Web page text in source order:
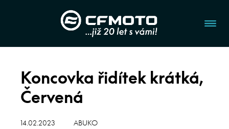
Koncovka řidítek krátká,
Červená
14.02.2023 ABUKO